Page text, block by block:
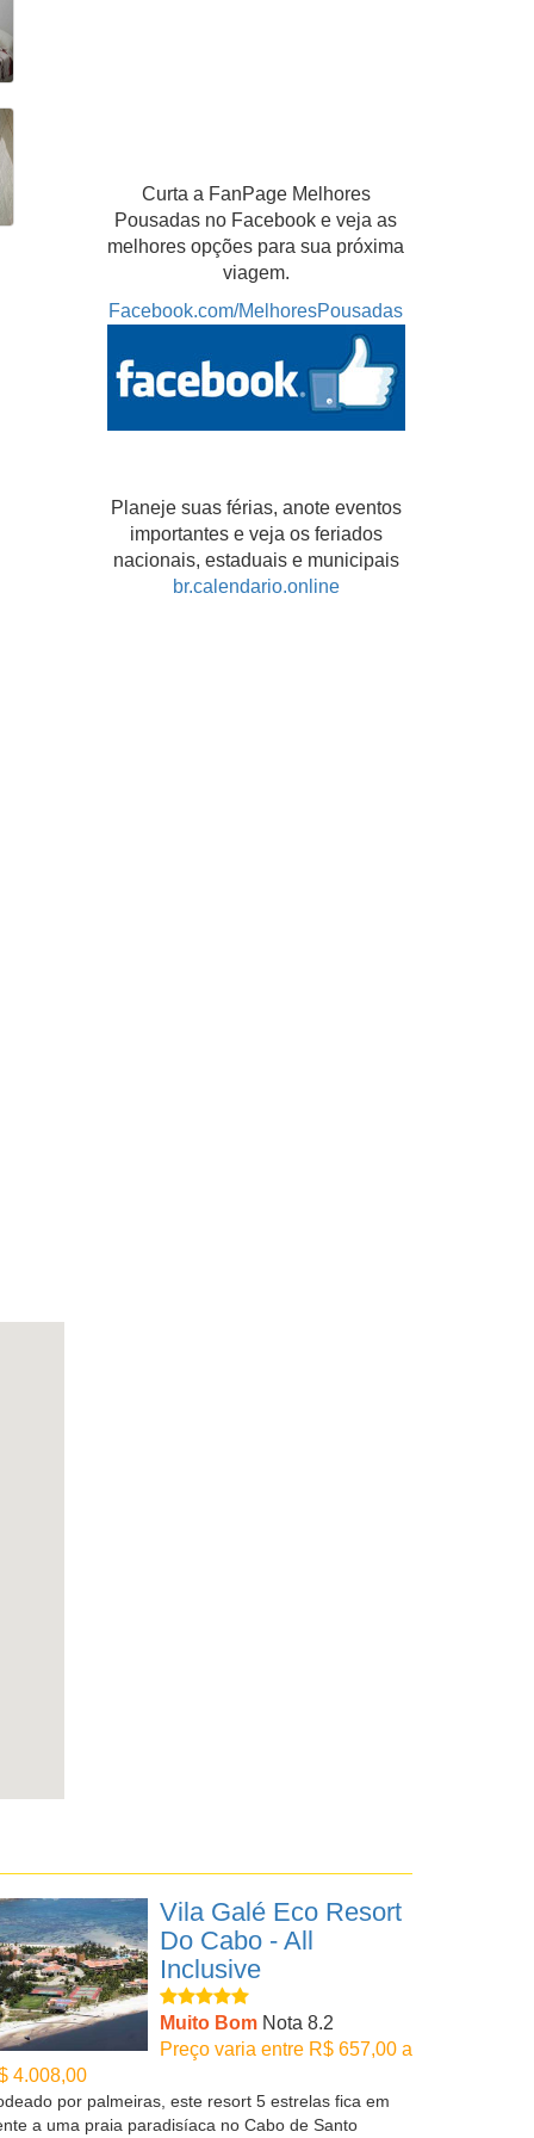
Curta a FanPage Melhores
Pousadas no Facebook e veja as
melhores opções para sua próxima
viagem.
Facebook.com/MelhoresPousadas
Planeje suas férias, anote eventos
importantes e veja os feriados
nacionais, estaduais e municipais
br.calendario.online
Vila Galé Eco Resort
Do Cabo - All
Inclusive
Muito Bom Nota 8.2
Preço varia entre R$ 657,00 a
4.008,00
por palmeiras, este resort 5 estrelas fica em
a uma praia paradisíaca no Cabo de Santo